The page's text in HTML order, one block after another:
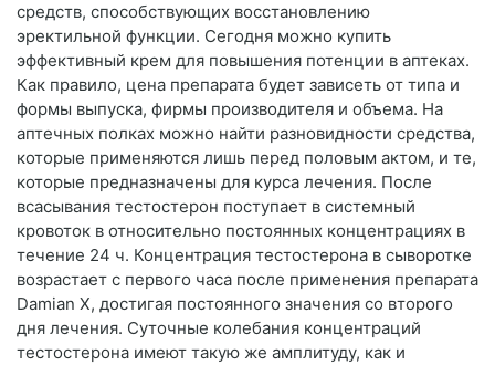
средств, способствующих восстановлению
эректильной функции. Сегодня можно купить
эффективный крем для повышения потенции в аптеках.
Как правило, цена препарата будет зависеть от типа и
формы выпуска, фирмы производителя и объема. На
аптечных полках можно найти разновидности средства,
которые применяются лишь перед половым актом, и те,
которые предназначены для курса лечения. После
всасывания тестостерон поступает в системный
кровоток в относительно постоянных концентрациях в
течение 24 ч. Концентрация тестостерона в сыворотке
возрастает с первого часа после применения препарата
Damian X, достигая постоянного значения со второго
дня лечения. Суточные колебания концентраций
тестостерона имеют такую же амплитуду, как и